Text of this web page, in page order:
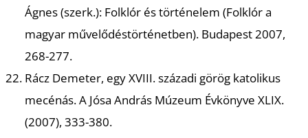
Ágnes (szerk.): Folklór és történelem (Folklór a
magyar művelődéstörténetben). Budapest 2007,
268-277.
Rácz Demeter, egy XVIII. századi görög katolikus
mecénás.A Jósa András Múzeum Évkönyve XLIX.
(2007), 333-380.